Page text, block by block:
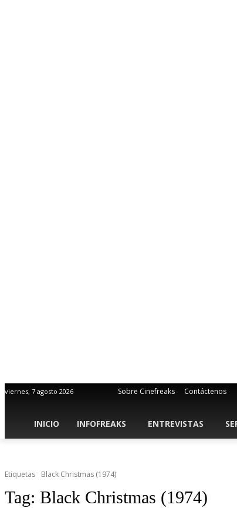
viernes, 7 agosto 2026 Sobre Cinefreaks Contáctenos
INICIO INFOFREAKS ENTREVISTAS
Etiquetas Black Christmas (1974)
Tag: Black Christmas (1974)